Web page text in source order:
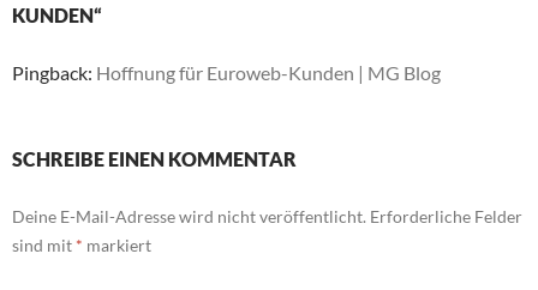
KUNDEN“
Pingback: Hoffnung für Euroweb-Kunden | MG Blog
SCHREIBE EINEN KOMMENTAR
Deine E-Mail-Adresse wird nicht veröffentlicht. Erforderliche Felder
sind mit * markiert